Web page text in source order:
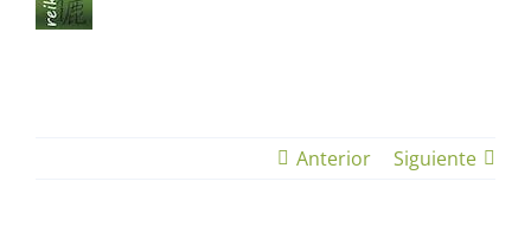
Anterior Siguiente